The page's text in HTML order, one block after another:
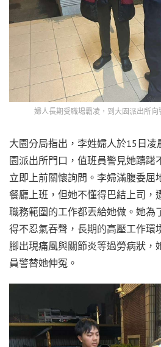
婦人長期受職場霸凌，到大園派出所
大園分局指出，李姓婦人於15日
園派出所門口，值班員警見她躊躇
立即上前關懷詢問。李婦滿腹委屈
餐廳上班，但她不懂得巴結上司，
職務範圍的工作都丟給她做。她為
得不忍氣吞聲，長期的高壓工作環
腳出現痛風與關節炎等過勞病狀，
員警替她伸冤。